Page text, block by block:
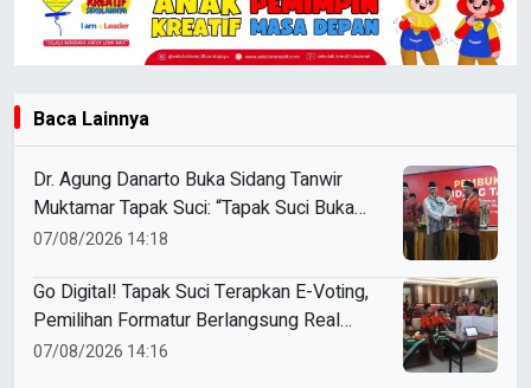
Baca Lainnya
Dr. Agung Danarto Buka Sidang Tanwir
Muktamar Tapak Suci: “Tapak Suci Bukan
Organisasi Ko Ping Ho dan Dracin”
07/08/2026 14:18
Go Digital! Tapak Suci Terapkan E-Voting,
Pemilihan Formatur Berlangsung Real
Time
07/08/2026 14:16